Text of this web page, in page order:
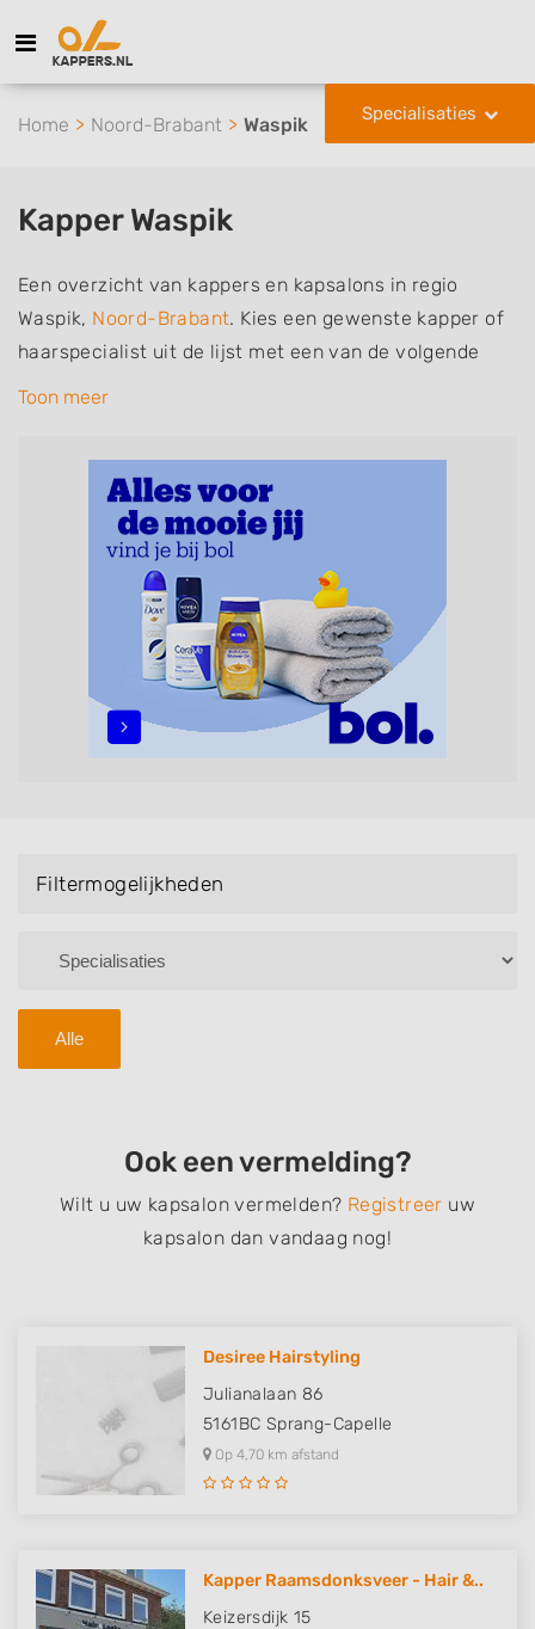
Specialisaties
Home Noord-Brabant Waspik
Kapper Waspik
Een overzicht van kappers en kapsalons in regio
Waspik, Noord-Brabant. Kies een gewenste kapper of
haarspecialist uit de lijst met een van de volgende
specialisaties of aantekeningen: mannen of
zonder afspraak terecht kunt. De vermelde kappers
kunnen uw haren wassen, knippen, föhnen en kleuren,
maar ook helpen met extensions, balyage, invlechten,
opsteken, weave, een keratinebehandeling, een
permanent, een bruidkapsel, make-up & visagie,
epileren, schoonheidsbehandelingen, het trimmen van
een baard en pruiken. U kunt de zoekresultaten
filteren met behulp van de specialisatie filter en u
Toon meer
Filtermogelijkheden
Alle
Ook een vermelding?
Wilt u uw kapsalon vermelden? Registreer uw
kapsalon dan vandaag nog!
Desiree Hairstyling
Julianalaan 86
5161BC Sprang-Capelle
Op 4,70 km afstand
Kapper Raamsdonksveer - Hair &..
Keizersdijk 15